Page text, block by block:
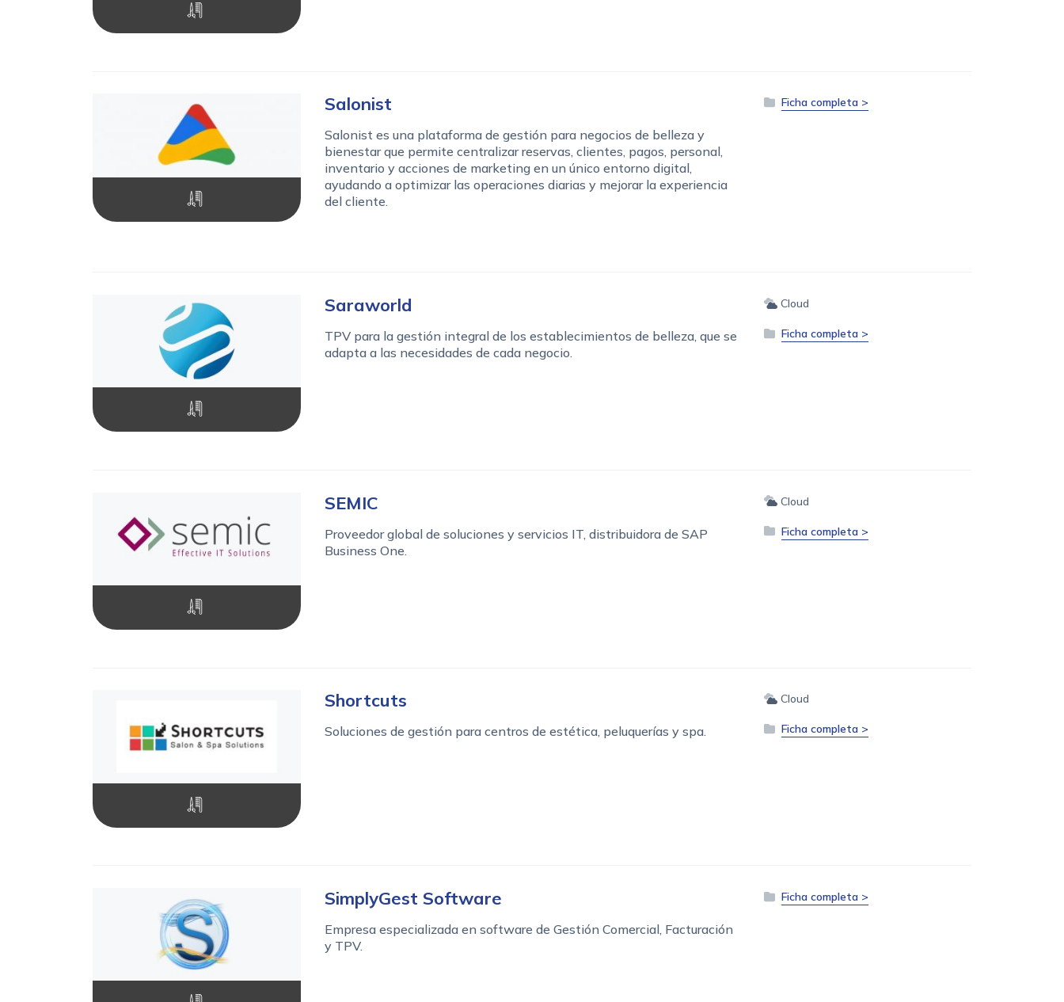
Salonist
Salonist es una plataforma de gestión para negocios de belleza y
bienestar que permite centralizar reservas, clientes, pagos, personal,
inventario y acciones de marketing en un único entorno digital,
ayudando a optimizar las operaciones diarias y mejorar la experiencia
del cliente.
Ficha completa >
Saraworld
TPV para la gestión integral de los establecimientos de belleza, que se
adapta a las necesidades de cada negocio.
Cloud
Ficha completa >
SEMIC
Proveedor global de soluciones y servicios IT, distribuidora de SAP
Business One.
Cloud
Ficha completa >
Shortcuts
Soluciones de gestión para centros de estética, peluquerías y spa.
Cloud
Ficha completa >
SimplyGest Software
Empresa especializada en software de Gestión Comercial, Facturación
y TPV.
Ficha completa >